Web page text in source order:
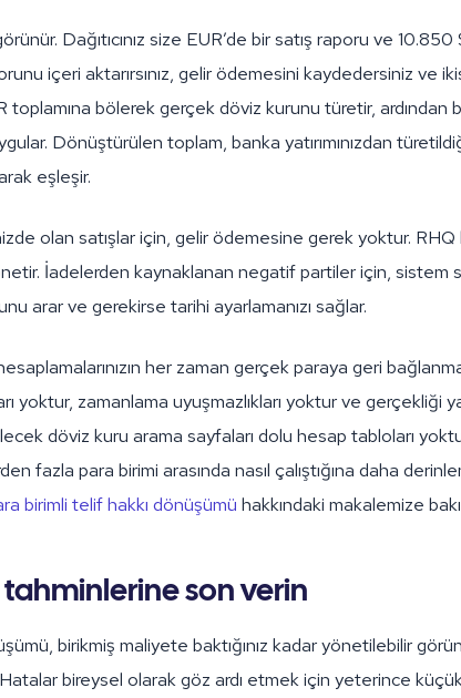
Dağıtıcınız size EUR’de bir satış raporu ve
içeri aktarırsınız, gelir ödemesini kaydedersiniz ve
toplamına bölerek gerçek döviz kurunu türetir, ardından
Dönüştürülen toplam, banka yatırımınızdan
eşleşir.
olan satışlar için, gelir ödemesine gerek yoktur. RHQ
İadelerden kaynaklanan negatif partiler için, sistem
arar ve gerekirse tarihi ayarlamanızı sağlar.
her zaman gerçek paraya geri
yoktur, zamanlama uyuşmazlıkları yoktur ve gerçekliği
döviz kuru arama sayfaları dolu hesap tabloları
fazla para birimi arasında nasıl çalıştığına daha
birimli telif hakkı dönüşümü hakkındaki makalemize
tahminlerine son verin
birikmiş maliyete baktığınız kadar yönetilebilir
bireysel olarak göz ardı etmek için yeterince